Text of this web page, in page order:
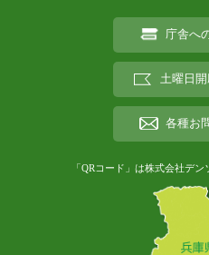
庁舎へ
土曜日
各種お
「QRコード」は株式会社デ